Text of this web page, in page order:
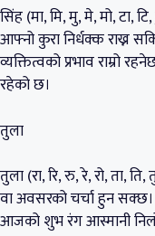
सिंह (मा, मि, मु, मे, मो, टा,
आफ्नो कुरा निर्धक्क राख्न
व्यक्तित्वको प्रभाव
रहेको छ।
तुला
तुला (रा, रि, रु, रे, रो, ता,
वा अवसरको चर्चा हुन
आजको शुभ रंग आस्मानी